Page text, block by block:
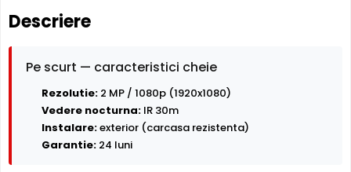
Descriere
Pe scurt — caracteristici cheie
Rezolutie: 2 MP / 1080p (1920x1080)
Vedere nocturna: IR 30m
Instalare:exterior (carcasa rezistenta)
Garantie: 24 luni